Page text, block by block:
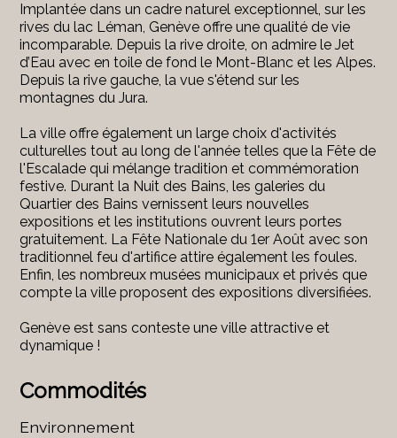
Implantée dans un cadre naturel exceptionnel, sur les
rives du lac Léman, Genève offre une qualité de vie
incomparable. Depuis la rive droite, on admire le Jet
d’Eau avec en toile de fond le Mont-Blanc et les Alpes.
Depuis la rive gauche, la vue s'étend sur les
montagnes du Jura.
La ville offre également un large choix d'activités
culturelles tout au long de l'année telles que la Fête de
l'Escalade qui mélange tradition et commémoration
festive. Durant la Nuit des Bains, les galeries du
Quartier des Bains vernissent leurs nouvelles
expositions et les institutions ouvrent leurs portes
gratuitement. La Fête Nationale du 1er Août avec son
traditionnel feu d'artifice attire également les foules.
Enfin, les nombreux musées municipaux et privés que
compte la ville proposent des expositions diversifiées.
Genève est sans conteste une ville attractive et
dynamique !
Commodités
Environnement